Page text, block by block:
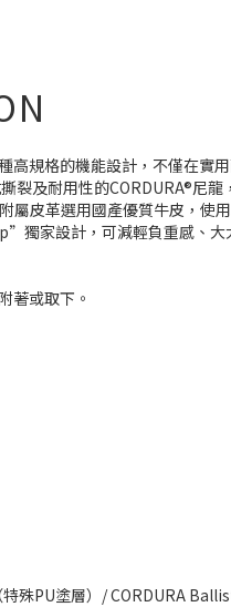
高規格的機能設計，不僅在實
裂及耐用性的CORDURA®尼
屬皮革選用國產優質牛皮，使
家設計，可減輕負重感、大
著或取下。
殊PU塗層）/ CORDURA